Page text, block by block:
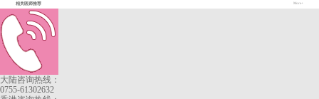
相关医师推荐 More+
大陆咨询热线：
0755-61302632